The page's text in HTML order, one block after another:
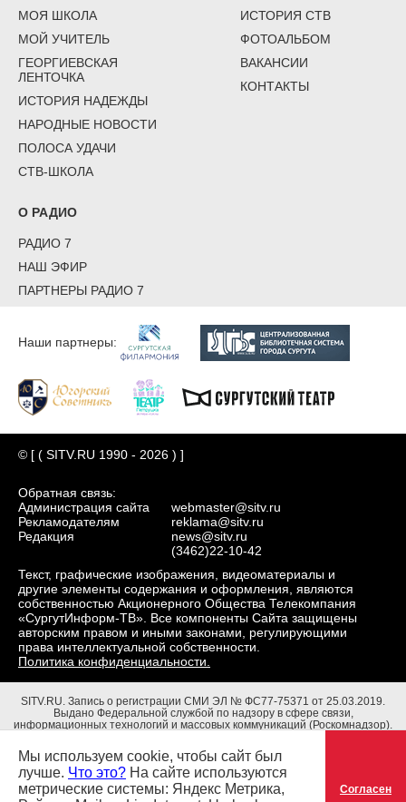
МОЯ ШКОЛА
МОЙ УЧИТЕЛЬ
ГЕОРГИЕВСКАЯ
ЛЕНТОЧКА
ИСТОРИЯ НАДЕЖДЫ
НАРОДНЫЕ НОВОСТИ
ПОЛОСА УДАЧИ
СТВ-ШКОЛА
ИСТОРИЯ СТВ
ФОТОАЛЬБОМ
ВАКАНСИИ
КОНТАКТЫ
О РАДИО
РАДИО 7
НАШ ЭФИР
ПАРТНЕРЫ РАДИО 7
Наши партнеры:
© [ ( SITV.RU 1990 - 2026 ) ]
Обратная связь:
Администрация сайта
Рекламодателям
Редакция
webmaster@sitv.ru
reklama@sitv.ru
news@sitv.ru
(3462)22-10-42
Текст, графические изображения, видеоматериалы и
другие элементы содержания и оформления, являются
собственностью Акционерного Общества Телекомпания
«СургутИнформ-ТВ». Все компоненты Сайта защищены
авторским правом и иными законами, регулирующими
права интеллектуальной собственности.
Политика конфиденциальности.
SITV.RU. Запись о регистрации СМИ ЭЛ № ФС77-75371 от 25.03.2019.
Выдано Федеральной службой по надзору в сфере связи,
информационных технологий и массовых коммуникаций (Роскомнадзор).
Адрес редакции: 628403, Тюменская обл., ХМАО - Югра, г. Сургут, ул.
Маяковского, д. 16. Главный редактор: Чубенко В.Л.
Мы используем cookie, чтобы сайт был
лучше. Что это? На сайте используются
метрические системы: Яндекс Метрика,
Согласен